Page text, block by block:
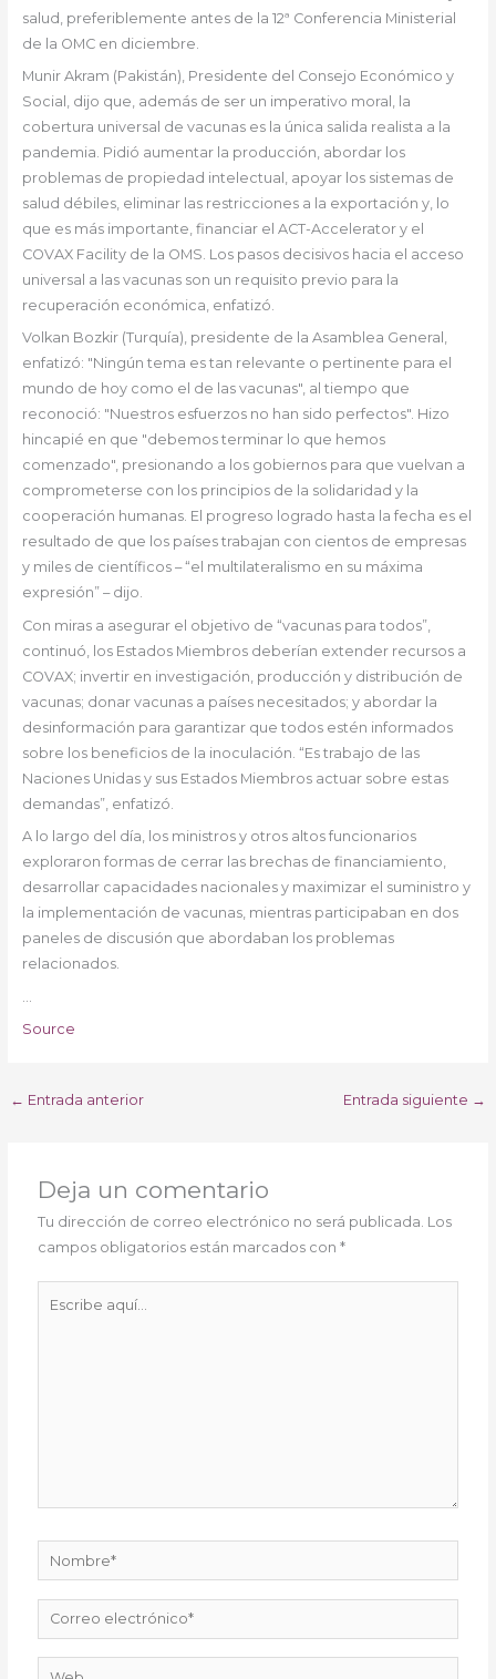
salud, preferiblemente antes de la 12ª Conferencia Ministerial
de la OMC en diciembre.
Munir Akram (Pakistán), Presidente del Consejo Económico y
Social, dijo que, además de ser un imperativo moral, la
cobertura universal de vacunas es la única salida realista a la
pandemia. Pidió aumentar la producción, abordar los
problemas de propiedad intelectual, apoyar los sistemas de
salud débiles, eliminar las restricciones a la exportación y, lo
que es más importante, financiar el ACT-Accelerator y el
COVAX Facility de la OMS. Los pasos decisivos hacia el acceso
universal a las vacunas son un requisito previo para la
recuperación económica, enfatizó.
Volkan Bozkir (Turquía), presidente de la Asamblea General,
enfatizó: "Ningún tema es tan relevante o pertinente para el
mundo de hoy como el de las vacunas", al tiempo que
reconoció: "Nuestros esfuerzos no han sido perfectos". Hizo
hincapié en que "debemos terminar lo que hemos
comenzado", presionando a los gobiernos para que vuelvan a
comprometerse con los principios de la solidaridad y la
cooperación humanas. El progreso logrado hasta la fecha es el
resultado de que los países trabajan con cientos de empresas
y miles de científicos – “el multilateralismo en su máxima
expresión” – dijo.
Con miras a asegurar el objetivo de “vacunas para todos”,
continuó, los Estados Miembros deberían extender recursos a
COVAX; invertir en investigación, producción y distribución de
vacunas; donar vacunas a países necesitados; y abordar la
desinformación para garantizar que todos estén informados
sobre los beneficios de la inoculación. “Es trabajo de las
Naciones Unidas y sus Estados Miembros actuar sobre estas
demandas”, enfatizó.
A lo largo del día, los ministros y otros altos funcionarios
exploraron formas de cerrar las brechas de financiamiento,
desarrollar capacidades nacionales y maximizar el suministro y
la implementación de vacunas, mientras participaban en dos
paneles de discusión que abordaban los problemas
relacionados.
Source
← Entrada anterior Entrada siguiente →
Deja un comentario
Tu dirección de correo electrónico no será publicada. Los
campos obligatorios están marcados con*
Nombre*
Correo
electrónico*
Web